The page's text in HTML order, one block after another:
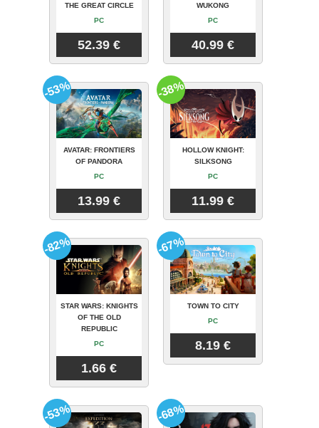
THE GREAT CIRCLE
PC
52.39 €
WUKONG
PC
40.99 €
AVATAR: FRONTIERS
OF PANDORA
PC
13.99 €
-53%
HOLLOW KNIGHT:
SILKSONG
PC
11.99 €
-38%
STAR WARS: KNIGHTS
OF THE OLD
REPUBLIC
PC
1.66 €
-82%
TOWN TO CITY
PC
8.19 €
-67%
-53% -68%